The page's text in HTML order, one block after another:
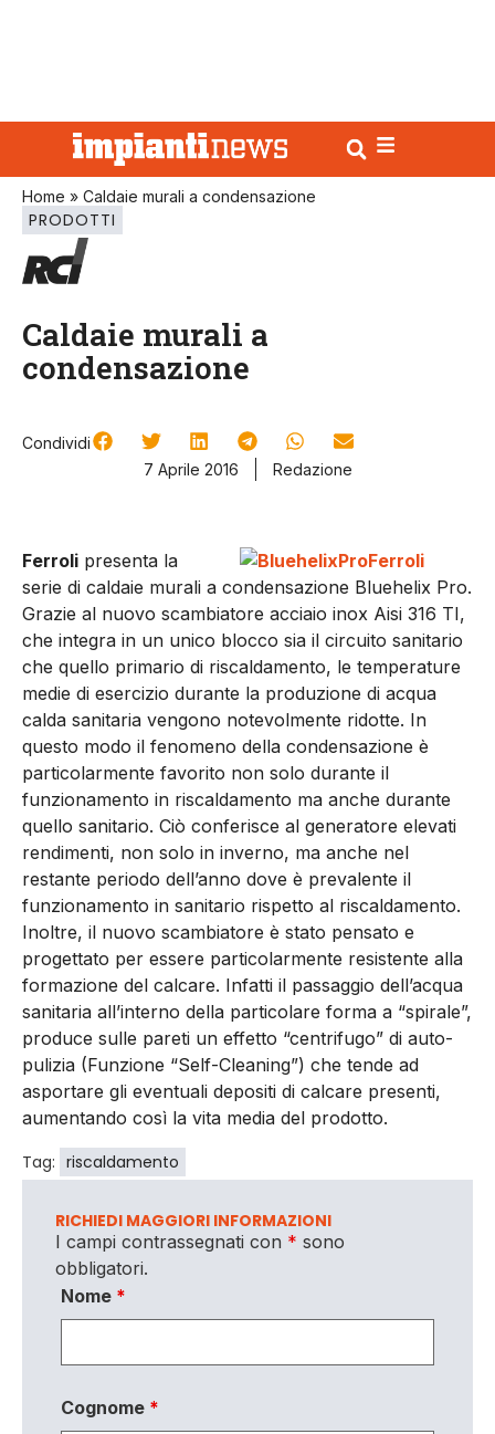
Home » Caldaie murali a condensazione
PRODOTTI
Caldaie murali a
condensazione
Condividi
7 Aprile 2016
Redazione
Ferroli presenta la
serie di caldaie murali a condensazione Bluehelix Pro.
Grazie al nuovo scambiatore acciaio inox Aisi 316 TI,
che integra in un unico blocco sia il circuito sanitario
che quello primario di riscaldamento, le temperature
medie di esercizio durante la produzione di acqua
calda sanitaria vengono notevolmente ridotte. In
questo modo il fenomeno della condensazione è
particolarmente favorito non solo durante il
funzionamento in riscaldamento ma anche durante
quello sanitario. Ciò conferisce al generatore elevati
rendimenti, non solo in inverno, ma anche nel
restante periodo dell’anno dove è prevalente il
funzionamento in sanitario rispetto al riscaldamento.
Inoltre, il nuovo scambiatore è stato pensato e
progettato per essere particolarmente resistente alla
formazione del calcare. Infatti il passaggio dell’acqua
sanitaria all’interno della particolare forma a “spirale”,
produce sulle pareti un effetto “centrifugo” di auto-
pulizia (Funzione “Self-Cleaning”) che tende ad
asportare gli eventuali depositi di calcare presenti,
aumentando così la vita media del prodotto.
Tag: riscaldamento
RICHIEDI MAGGIORI INFORMAZIONI
I campi contrassegnati con * sono
obbligatori.
Nome *
Cognome *